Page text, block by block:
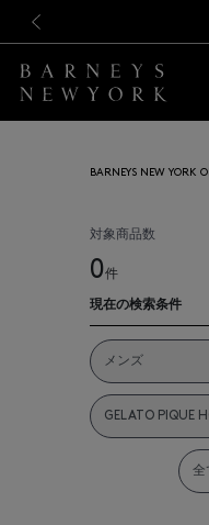
BARNEYS NEW YORK
対象商品数
0件
現在の検索条件
メンズ
GELATO PIQUE
全